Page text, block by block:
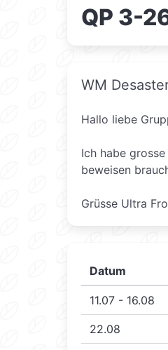
QP 3-
WM
Hallo liebe
Ich habe
beweisen
Grüsse Ultra
Datum
11.07 - 16.08
22.08